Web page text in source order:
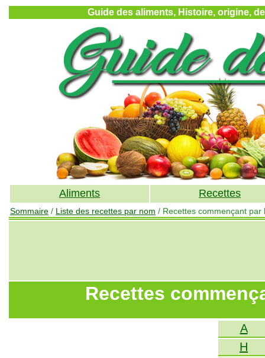
Guide des aliments, Histoire, origine,
Aliments Recettes
Sommaire / Liste des recettes par nom / Recettes commençant par
Recettes
A
H